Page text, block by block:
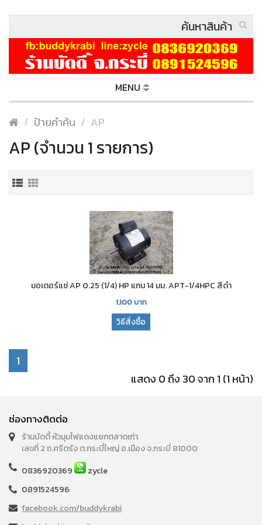
MENU
ป้ายคำค้น AP
AP (จำนวน 1 รายการ)
มอเตอร์แช่ AP 0.25 (1/4) HP แกน 14 มม. APT-1/4HPC สีดำ
1,100บาท
วิธีสั่งซื้อ
1
แสดง 0 ถึง 30 จาก 1 (1 หน้า)
ช่องทางติดต่อ
ร้านบัดดี้ หัวมุมไฟแดงแยกตลาดเก่า
เลขที่ 2 ถ.ศรีตรัง ต.กระบี่ใหญ่ อ.เมือง จ.กระบี่ 81000
0836920369
zycle
0891524596
facebook.com/buddykrabi